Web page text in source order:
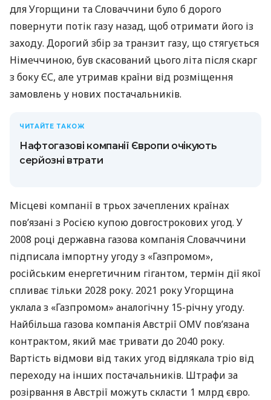
для Угорщини та Словаччини було б дорого
повернути потік газу назад, щоб отримати його із
заходу. Дорогий збір за транзит газу, що стягується
Німеччиною, був скасований цього літа після скарг
з боку ЄС, але утримав країни від розміщення
замовлень у нових постачальників.
ЧИТАЙТЕ ТАКОЖ
Нафтогазові компанії Європи очікують
серйозні втрати
Місцеві компанії в трьох зачеплених країнах
пов’язані з Росією купою довгострокових угод. У
2008 році державна газова компанія Словаччини
підписала імпортну угоду з «Газпромом»,
російським енергетичним гігантом, термін дії якої
спливає тільки 2028 року. 2021 року Угорщина
уклала з «Газпромом» аналогічну 15-річну угоду.
Найбільша газова компанія Австрії OMV пов’язана
контрактом, який має тривати до 2040 року.
Вартість відмови від таких угод відлякала тріо від
переходу на інших постачальників. Штрафи за
розірвання в Австрії можуть скласти 1 млрд євро.